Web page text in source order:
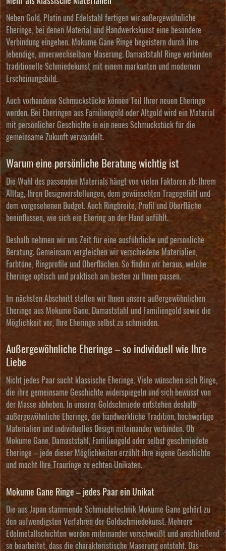
Neben Gold, Platin und Edelstahl fertigen wir außergewöhnliche
Eheringe, bei denen Material und Handwerkskunst eine besondere
Verbindung eingehen. Mokume Gane Ringe begeistern durch ihre
lebendige, unverwechselbare Maserung.
Damaststahl Ringe verbinden
traditionelle Schmiedekunst mit einem markanten und modernen
Erscheinungsbild.
Auch vorhandene Schmuckstücke können Teil Ihrer neuen Eheringe
werden. Bei Eheringen aus Familiengold oder Altgold wird ein Material
mit persönlicher Geschichte in ein neues Schmuckstück für die
gemeinsame Zukunft verwandelt.
Warum eine persönliche Beratung wichtig ist
Die Wahl des passenden Materials hängt von vielen Faktoren ab: Ihrem
Alltag, Ihren Designvorstellungen, dem gewünschten Tragegefühl und
dem vorgesehenen Budget. Auch Ringbreite, Profil und Oberfläche
beeinflussen, wie sich ein Ehering an der Hand anfühlt.
Deshalb nehmen wir uns Zeit für eine ausführliche und persönliche
Beratung. Gemeinsam vergleichen wir verschiedene Materialien,
Farbtöne, Ringprofile und Oberflächen. So finden wir heraus, welche
Eheringe optisch und praktisch am besten zu Ihnen passen.
Im nächsten Abschnitt stellen wir Ihnen unsere außergewöhnlichen
Eheringe aus Mokume Gane, Damaststahl und Familiengold sowie die
Möglichkeit vor, Ihre Eheringe selbst zu schmieden.
Außergewöhnliche Eheringe – so individuell wie Ihre
Liebe
Nicht jedes Paar sucht klassische Eheringe. Viele wünschen sich Ringe,
die ihre gemeinsame Geschichte widerspiegeln und sich bewusst von
der Masse abheben. In unserer Goldschmiede entstehen deshalb
außergewöhnliche Eheringe, die handwerkliche Tradition, hochwertige
Materialien und individuelles Design miteinander verbinden. Ob
Mokume Gane, Damaststahl, Familiengold oder selbst geschmiedete
Eheringe – jede dieser Möglichkeiten erzählt ihre eigene Geschichte
und macht Ihre Trauringe zu echten Unikaten.
Mokume Gane Ringe – jedes Paar ein Unikat
Die aus Japan stammende Schmiedetechnik Mokume Gane gehört zu
den aufwendigsten Verfahren der Goldschmiedekunst. Mehrere
Edelmetallschichten werden miteinander verschweißt und anschließend
so bearbeitet, dass die charakteristische Maserung entsteht. Das